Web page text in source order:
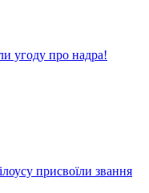
угоду про надра!
присвоїли звання